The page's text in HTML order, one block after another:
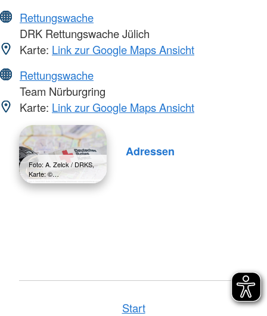
Rettungswache
DRK Rettungswache Jülich
Karte: Link zur Google Maps Ansicht
Rettungswache
Team Nürburgring
Karte: Link zur Google Maps Ansicht
Foto: A. Zelck / DRKS,
Karte: ©…
Adressen
Start